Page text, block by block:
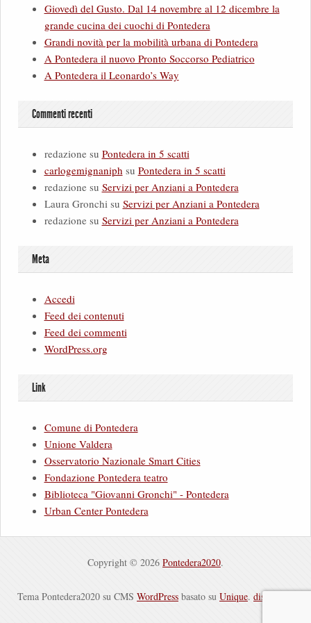
Giovedì del Gusto. Dal 14 novembre al 12 dicembre la
grande cucina dei cuochi di Pontedera
Grandi novità per la mobilità urbana di Pontedera
A Pontedera il nuovo Pronto Soccorso Pediatrico
A Pontedera il Leonardo’s Way
Commenti recenti
redazionesu Pontedera in 5 scatti
carlogemignaniph su Pontedera in 5 scatti
redazionesu Servizi per Anziani a Pontedera
Laura Gronchisu Servizi per Anziani a Pontedera
redazionesu Servizi per Anziani a Pontedera
Meta
Accedi
Feed dei contenuti
Feed dei commenti
WordPress.org
Link
Comune di Pontedera
Unione Valdera
Osservatorio Nazionale Smart Cities
Fondazione Pontedera teatro
Biblioteca "Giovanni Gronchi" - Pontedera
Urban Center Pontedera
Copyright © 2026 Pontedera2020.
Tema Pontedera2020 su CMS WordPress basato su Unique. disclaimer